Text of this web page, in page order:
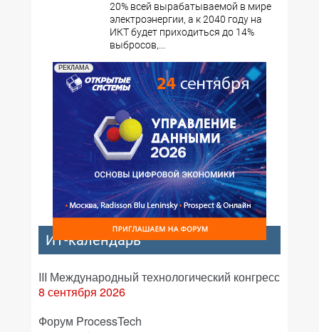
20% всей вырабатываемой в мире
электроэнергии, а к 2040 году на
ИКТ будет приходиться до 14%
выбросов,...
РЕКЛАМА
ИТ-календарь
III Международный технологический конгресс
8 сентября 2026
Форум ProcessTech